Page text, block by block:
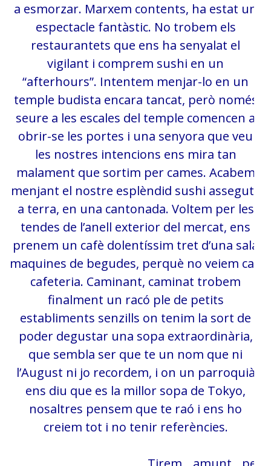
a esmorzar. Marxem contents, ha estat un
espectacle fantàstic. No trobem els
restaurantets que ens ha senyalat el
vigilant i comprem sushi en un
“afterhours”. Intentem menjar-lo en un
temple budista encara tancat, però només
seure a les escales del temple comencen a
obrir-se les portes i una senyora que veu
les nostres intencions ens mira tan
malament que sortim per cames. Acabem
menjant el nostre esplèndid sushi asseguts
a terra, en una cantonada. Voltem per les
tendes de l’anell exterior del mercat, ens
prenem un cafè dolentíssim tret d’una sala
maquines de begudes, perquè no veiem cap
cafeteria. Caminant, caminat trobem
finalment un racó ple de petits
establiments senzills on tenim la sort de
poder degustar una sopa extraordinària,
que sembla ser que te un nom que ni
l’August ni jo recordem, i on un parroquià
ens diu que es la millor sopa de Tokyo,
nosaltres pensem que te raó i ens ho
creiem tot i no tenir referències.